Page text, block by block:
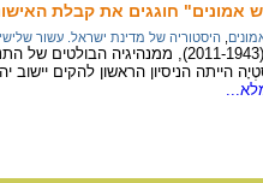
חוגגים את קבלת האישור
היסטוריה של מדינת ישראל. עשור שלישי
הייתה הניסיון הראשון להקים